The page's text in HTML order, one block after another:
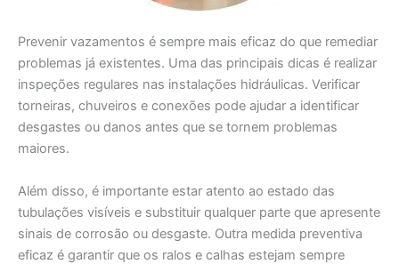
Prevenir vazamentos é sempre mais eficaz do que remediar
problemas já existentes. Uma das principais dicas é realizar
inspeções regulares nas instalações hidráulicas. Verificar
torneiras, chuveiros e conexões pode ajudar a identificar
desgastes ou danos antes que se tornem problemas
maiores.
Além disso, é importante estar atento ao estado das
tubulações visíveis e substituir qualquer parte que apresente
sinais de corrosão ou desgaste. Outra medida preventiva
eficaz é garantir que os ralos e calhas estejam sempre